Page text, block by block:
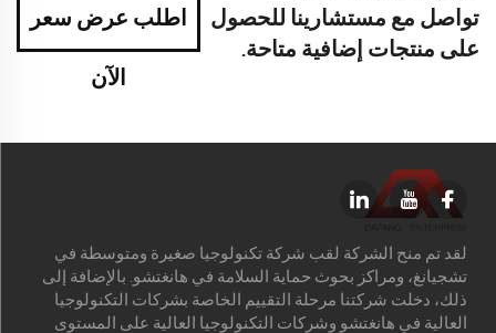
تواصل مع مستشارينا للحصول
على منتجات إضافية متاحة.
اطلب عرض سعر
الآن
لقد تم منح الشركة لقب شركة تكنولوجيا صغيرة ومتوسطة في
تشجيانغ، ومراكز بحوث حماية السلامة في هانغتشو. بالإضافة إلى
ذلك، دخلت شركتنا مرحلة التقييم الخاصة بشركات التكنولوجيا
العالية في هانغتشو وشركات التكنولوجيا العالية على المستوى